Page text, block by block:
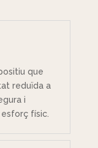
que
reduïda a
i
físic.